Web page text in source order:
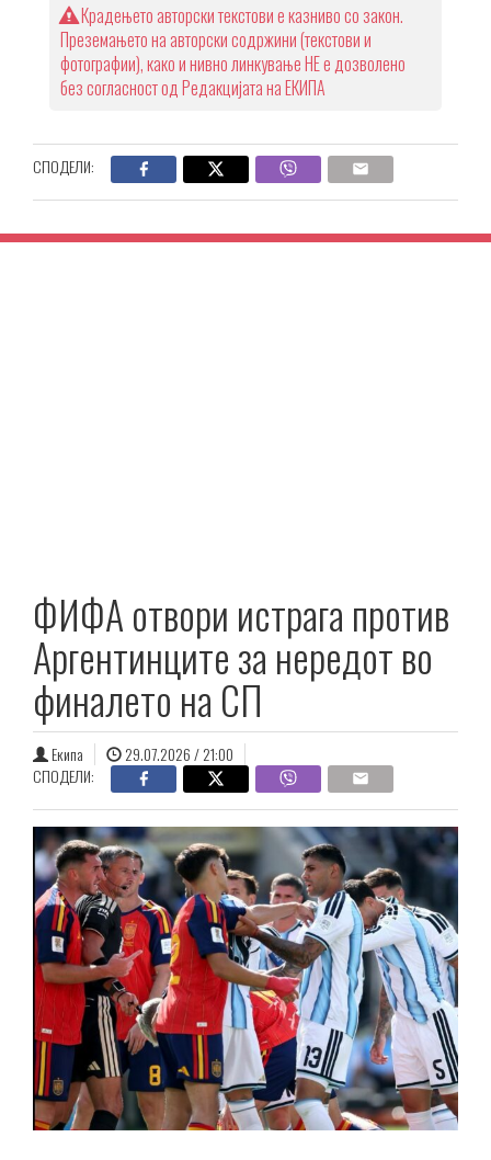
Крадењето авторски текстови е казниво со закон.
Преземањето на авторски содржини (текстови и
фотографии), како и нивно линкување НЕ е дозволено
без согласност од Редакцијата на ЕКИПА
СПОДЕЛИ:
ФИФА отвори истрага против
Аргентинците за нередот во
финалето на СП
Екипа
29.07.2026 / 21:00
СПОДЕЛИ: